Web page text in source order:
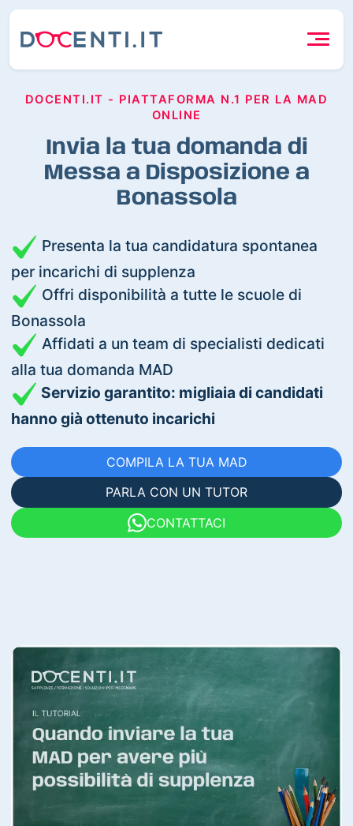
DOCENTI.IT - PIATTAFORMA N.1 PER LA MAD
ONLINE
Invia la tua domanda di
Messa a Disposizione a
Bonassola
Presenta la tua candidatura spontanea
per incarichi di supplenza
Offri disponibilità a tutte le scuole di
Bonassola
Affidati a un team di specialisti dedicati
alla tua domanda MAD
Servizio garantito: migliaia di candidati
hanno già ottenuto incarichi
COMPILA LA TUA MAD
PARLA CON UN TUTOR
CONTATTACI